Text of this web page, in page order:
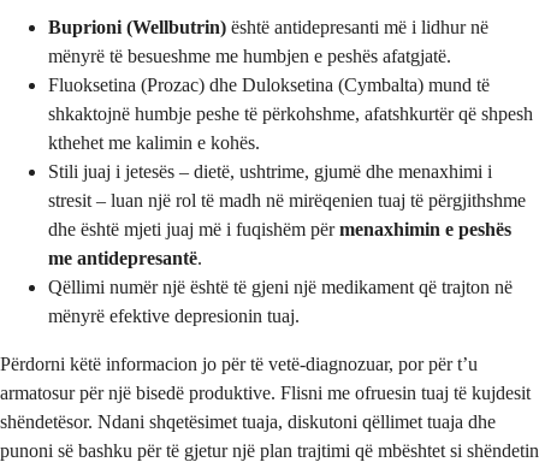
Buprioni (Wellbutrin) është antidepresanti më i lidhur në
mënyrë të besueshme me humbjen e peshës afatgjatë.
Fluoksetina (Prozac) dhe Duloksetina (Cymbalta) mund të
shkaktojnë humbje peshe të përkohshme, afatshkurtër që shpesh
kthehet me kalimin e kohës.
Stili juaj i jetesës – dietë, ushtrime, gjumë dhe menaxhimi i
stresit – luan një rol të madh në mirëqenien tuaj të përgjithshme
dhe është mjeti juaj më i fuqishëm përmenaxhimin e peshës
me antidepresantë.
Qëllimi numër një është të gjeni një medikament që trajton në
mënyrë efektive depresionin tuaj.
Përdorni këtë informacion jo për të vetë-diagnozuar, por për t’u
armatosur për një bisedë produktive. Flisni me ofruesin tuaj të kujdesit
shëndetësor. Ndani shqetësimet tuaja, diskutoni qëllimet tuaja dhe
punoni së bashku për të gjetur një plan trajtimi që mbështet si shëndetin